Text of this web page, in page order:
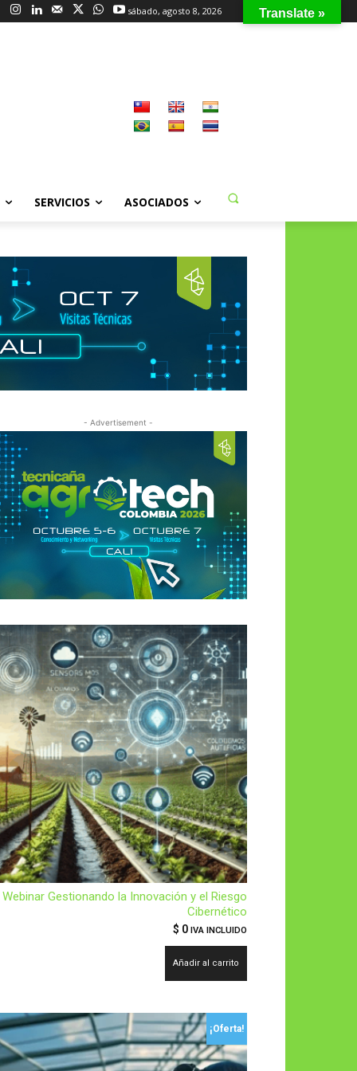
sábado, agosto 8, 2026
SERVICIOS ASOCIADOS
- Advertisement -
Webinar Gestionando la Innovación y el Riesgo
Cibernético
$ 0 IVA INCLUIDO
Añadir al carrito
¡Oferta!
Translate »